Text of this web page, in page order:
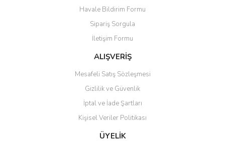
Havale Bildirim Formu
Sipariş Sorgula
İletişim Formu
ALIŞVERİŞ
Mesafeli Satış Sözleşmesi
Gizlilik ve Güvenlik
İptal ve İade Şartları
Kişisel Veriler Politikası
ÜYELİK